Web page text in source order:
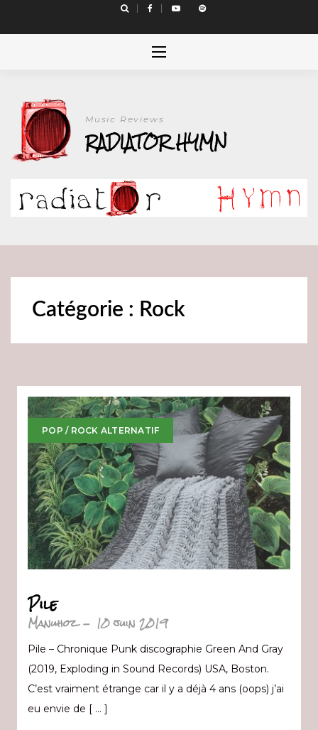
Music Reviews
RADIATOR HYMN
Catégorie : Rock
POP / ROCK ALTERNATIF
Pile
Manuhoz- 10 juin 2019
Pile – Chronique Punk discographie Green And Gray
(2019, Exploding in Sound Records) USA, Boston.
C’est vraiment étrange car il y a déjà 4 ans (oops) j’ai
eu envie de [ … ]